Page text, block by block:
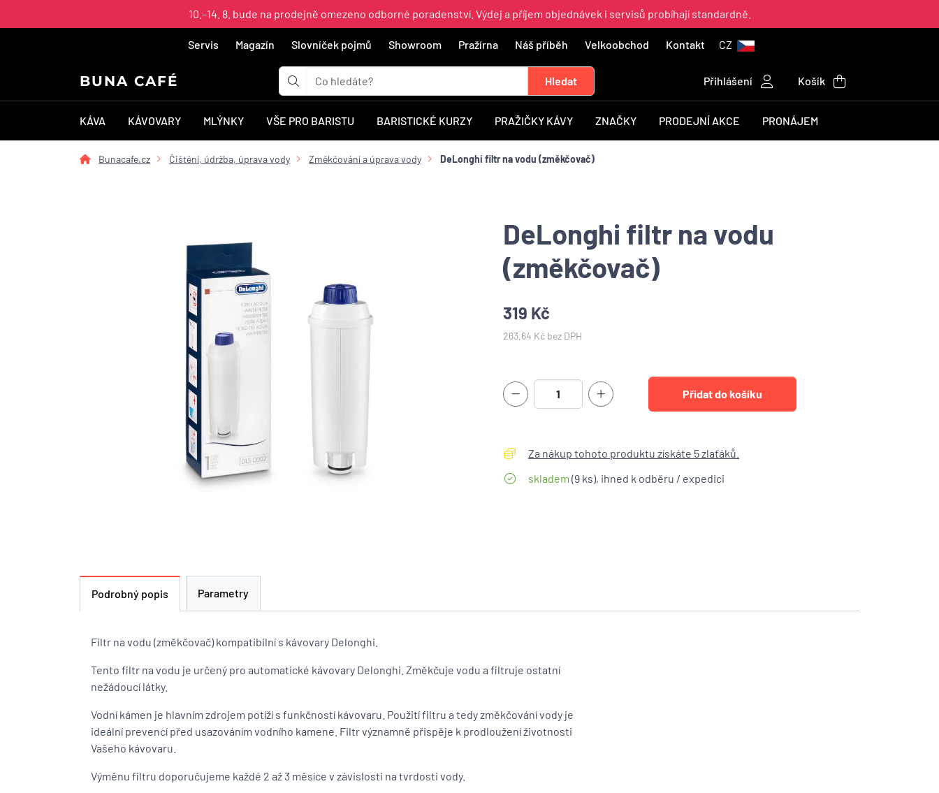
10.–14. 8. bude na prodejně omezeno odborné poradenství. Výdej a příjem objednávek i servisů probíhají standardně.
Servis Magazín Slovníček pojmů Showroom Pražírna Náš příběh Velkoobchod Kontakt CZ
BUNA CAFÉ Přihlášení Košík
KÁVA KÁVOVARY MLÝNKY VŠE PRO BARISTU BARISTICKÉ KURZY PRAŽIČKY KÁVY ZNAČKY PRODEJNÍ AKCE PRONÁJEM
Bunacafe.cz Čištění, údržba, úprava vody Změkčování a úprava vody DeLonghi filtr na vodu (změkčovač)
DeLonghi filtr na vodu
(změkčovač)
319 Kč
263,64 Kč bez DPH
Za nákup tohoto produktu získáte 5 zlaťáků.
skladem (9 ks), ihned k odběru / expedici
Podrobný popis Parametry
Filtr na vodu (změkčovač) kompatibilní s kávovary Delonghi.
Tento filtr na vodu je určený pro automatické kávovary Delonghi. Změkčuje vodu a filtruje ostatní
nežádoucí látky.
Vodní kámen je hlavním zdrojem potíží s funkčností kávovaru. Použití filtru a tedy změkčování vody je
ideální prevencí před usazováním vodního kamene. Filtr významně přispěje k prodloužení životnosti
Vašeho kávovaru.
Výměnu filtru doporučujeme každé 2 až 3 měsíce v závislosti na tvrdosti vody.